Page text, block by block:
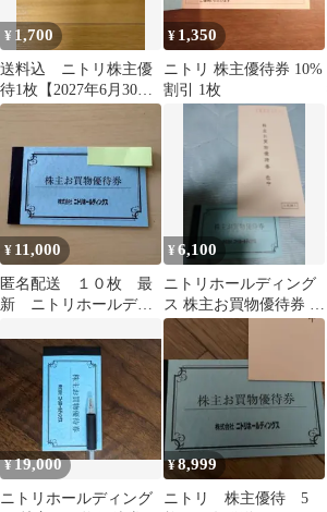
¥ 1,700
送料込 ニトリ株主優
待1枚【2027年6月30日
まで】
¥ 1,350
ニトリ 株主優待券 10%
割引 1枚
¥ 11,000
匿名配送 １０枚 最
新 ニトリホールディ
券 10%引券
¥6,100
ニトリホールディング
ス 株主お買物優待券 5
枚綴り２０２７年６月
３０日まで
¥19,000
ニトリホールディング
¥8,999
ニトリ 株主優待 5